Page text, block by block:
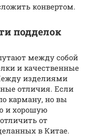
конвертом.
подделок
между собой
и качественные
изделиями
отличия. Если
карману, но вы
и хорошую
от
в Китае.